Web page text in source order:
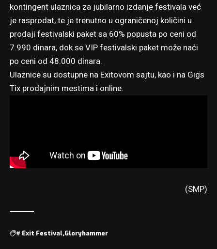
kontingent ulaznica za jubilarno izdanje festivala već
je rasprodat, te je trenutno u ograničenoj količini u
prodaji festivalski paket sa 60% popusta po ceni od
7.990 dinara, dok se VIP festivalski paket može naći
po ceni od 48.000 dinara.
Ulaznice su dostupne na Exitovom sajtu, kao i na Gigs
Tix prodajnim mestima i online.
(SMP)
# Exit Festival Gloryhammer